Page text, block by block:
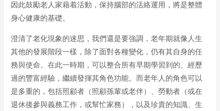
因此鼓勵老人家藉着活動，保持腦部的活絡運用，將是整體
身心健康的基礎。
澄清了老化現象的迷思，我們還是要強調，老年期就像人生
其他的發展階段一樣，除了面對各種變化，仍有其自身的任
務與使命。在此一時期，可以整合所有早期學習到的、經歷
過的豐富經驗，繼續發揮其角色功能。而老年人的角色可以
是多重的，包括照顧者（照顧孫輩或老伴）、勞動者（或在
退休後參與義務工作，或幫忙家務），以及珍貴的知識、生